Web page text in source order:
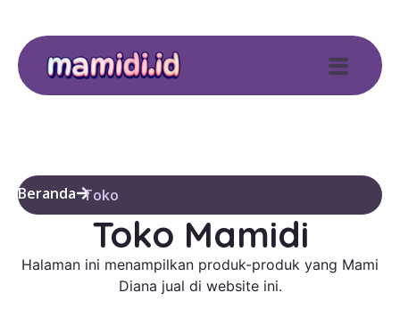
Beranda Toko
Toko Mamidi
Halaman ini menampilkan produk-produk yang Mami
Diana jual di website ini.